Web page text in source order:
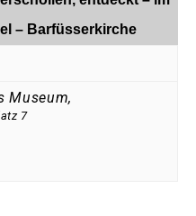
– Barfüsserkirche
Museum,
7